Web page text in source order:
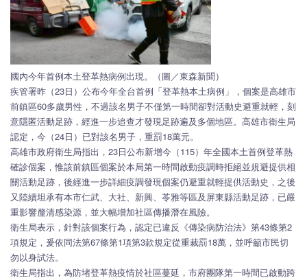
國內今年首例本土登革熱病例出現。（圖／東森新聞）
疾管署昨（23日）公布今年全台首例「登革熱本土病例」，個案是高雄市
前鎮區60多歲男性，不過該名男子不僅第一時間卻對活動史避重就輕，刻
意隱匿活動足跡，經進一步追查才發現足跡遍及多個地區。高雄市衛生局
認定，今（24日）已對該名男子，重罰18萬元。
高雄市政府衛生局指出，23日公布新增今（115）年全國本土首例登革熱
確診個案，惟該前鎮區個案於本局第一時間啟動疫調時拒絕並規避提供相
關活動足跡，後經進一步詳細疫調發現個案仍避重就輕提供活動史，之後
又陸續坦承有本市仁武、大社、新興、苓雅等區及屏東縣活動足跡，已嚴
重影響釐清感染源，並大幅增加社區傳播潛在風險。
衛生局表示，針對該個案行為，認定已違反《傳染病防治法》第43條第2
項規定，爰依同法第67條第1項第3款規定從重裁罰18萬，並呼籲市民切
勿以身試法。
衛生局指出，為防堵登革熱疫情於社區蔓延，市府團隊第一時間已啟動跨